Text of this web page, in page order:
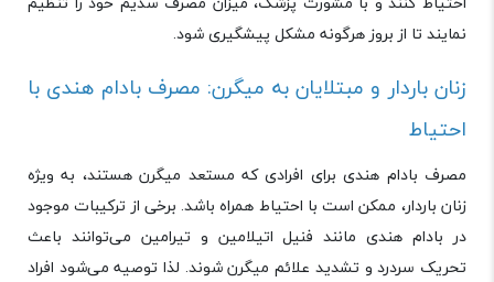
نمایند تا از بروز هرگونه مشکل پیشگیری شود.
زنان باردار و مبتلایان به میگرن: مصرف بادام هندی با
احتیاط
مصرف بادام هندی برای افرادی که مستعد میگرن هستند، به ویژه
زنان باردار، ممکن است با احتیاط همراه باشد. برخی از ترکیبات موجود
در بادام هندی مانند فنیل ‌اتیلامین و تیرامین می‌توانند باعث
تحریک سردرد و تشدید علائم میگرن شوند. لذا توصیه می‌شود افراد